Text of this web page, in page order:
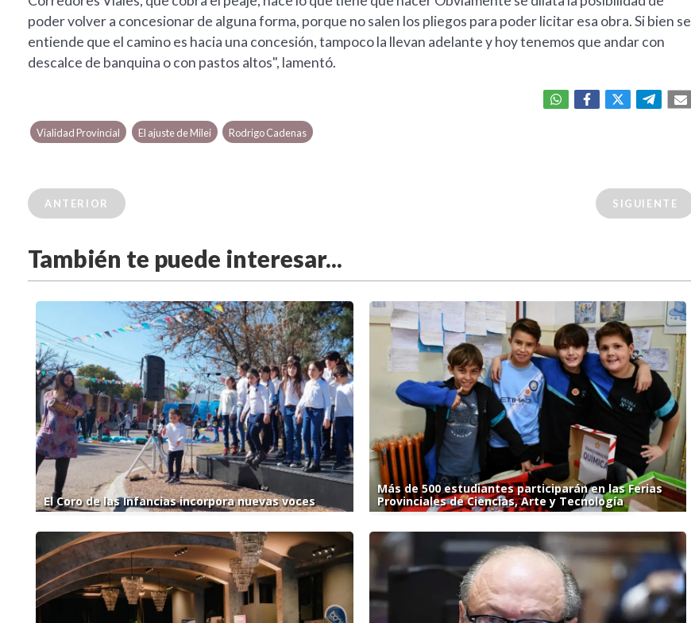
poder volver a concesionar de alguna forma, porque no salen los pliegos para poder licitar esa obra. Si bien se
entiende que el camino es hacia una concesión, tampoco la llevan adelante y hoy tenemos que andar con
descalce de banquina o con pastos altos", lamentó.
Vialidad Provincial El ajuste de Milei Rodrigo Cadenas
ANTERIOR SIGUIENTE
También te puede interesar...
El Coro de las Infancias incorpora nuevas voces
Más de 500 estudiantes participarán en las Ferias
Provinciales de Ciencias, Arte y Tecnología